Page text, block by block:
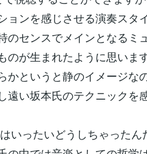
ョンを感じさせる演奏スタ
のセンスでメインとなるミ
のが生まれたように思います
かというと静のイメージな
遠い坂本氏のテクニックを
いったいどうしちゃった